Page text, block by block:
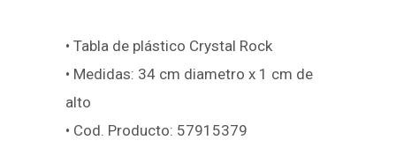
• Tabla de plástico Crystal Rock
• Medidas: 34 cm diametro x 1 cm de
alto
• Cod. Producto: 57915379